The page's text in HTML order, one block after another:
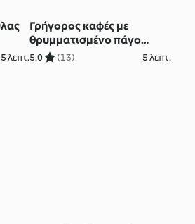
5 λεπτ.
Γρήγορος καφές με
θρυμματισμένο πάγο
(φραπουτσίνο)
5.0 (13) 5 λεπτ.